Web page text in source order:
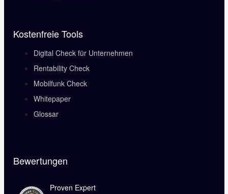
Kostenfreie Tools
Digital Check für Unternehmen
Rentability Check
Mobilfunk Check
Whitepaper
Glossar
Bewertungen
Proven Expert